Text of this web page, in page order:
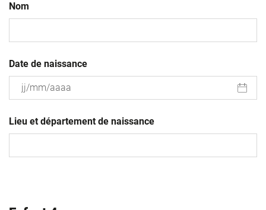
Nom
Date de naissance
slash
MM
Lieu et département de naissance